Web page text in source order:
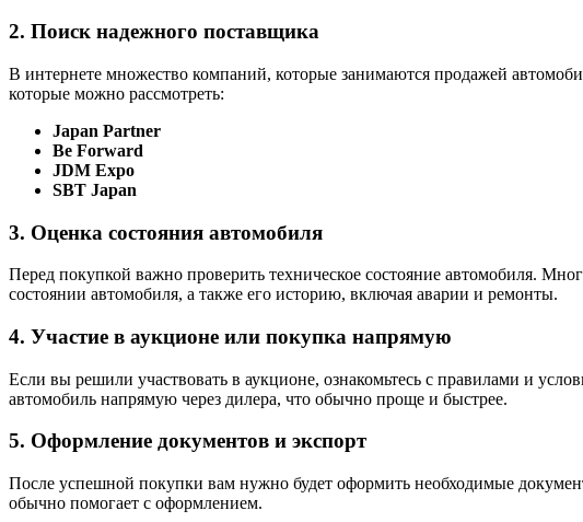
2. Поиск надежного поставщика
В интернете множество компаний, которые занимаются продажей
которые можно рассмотреть:
Japan Partner
Be Forward
JDM Expo
SBT Japan
3. Оценка состояния автомобиля
Перед покупкой важно проверить техническое состояние автомобиля.
состоянии автомобиля, а также его историю, включая аварии и ремонты.
4. Участие в аукционе или покупка напрямую
Если вы решили участвовать в аукционе, ознакомьтесь с правилами и
автомобиль напрямую через дилера, что обычно проще и быстрее.
5. Оформление документов и экспорт
После успешной покупки вам нужно будет оформить необходимые
обычно помогает с оформлением.